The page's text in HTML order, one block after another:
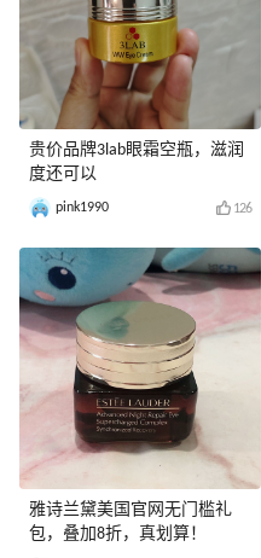
贵价品牌3lab眼霜空瓶，滋润
度还可以
pink1990 126
雅诗兰黛美国官网无门槛礼
包，叠加8折，真划算！